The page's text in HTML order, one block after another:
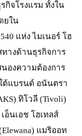
กิจโรงแรม ทั้งใน
ยใน
แห่ง ไมเนอร์ โฮ
างด้านธุรกิจการ
องความต้องการ
ต้แบรนด์ อนันตรา
ทิโวลี (Tivoli)
อ็นเอช โฮเทลส์
แมริออท